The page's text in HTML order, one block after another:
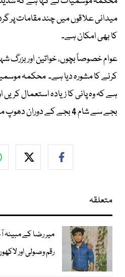
میدانی علاقوں میں چند مقامات پر
کا بھی امکان ہے۔
عوام خصوصاً بچوں، خواتین اور بزرگ
کرنے کا مشورہ دیا ہے۔ محکمہ
بجے سے شام 4 بجے کے دوران دھوپ میں نکلنے سے گریز کریں۔
متعلقہ
میر رضا کے مبینہ
رقم وصولی اور